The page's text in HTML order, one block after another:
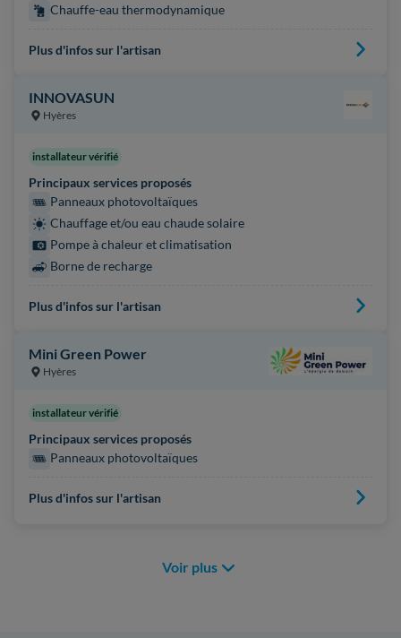
Chauffe-eau thermodynamique
Plus d'infos sur l'artisan
INNOVASUN
Hyères
installateur vérifié
Principaux services proposés
Panneaux photovoltaïques
Chauffage et/ou eau chaude solaire
Pompe à chaleur et climatisation
Borne de recharge
Plus d'infos sur l'artisan
Mini Green Power
Hyères
installateur vérifié
Principaux services proposés
Panneaux photovoltaïques
Plus d'infos sur l'artisan
Voir plus